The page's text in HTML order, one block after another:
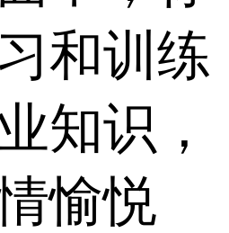
和训练
知识，
愉悦